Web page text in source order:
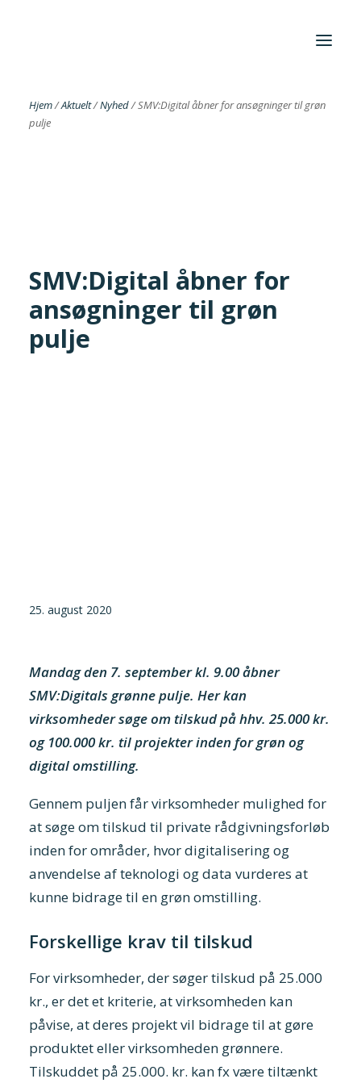
Foreningen
Search
Hjem/Aktuelt/Nyhed/SMV:Digital åbner for ansøgninger til grøn
pulje
SMV:Digital åbner for
ansøgninger til grøn
pulje
25. august 2020
Mandag den 7. september kl. 9.00 åbner
SMV:Digitals grønne pulje. Her kan
virksomheder søge om tilskud på hhv. 25.000 kr.
og 100.000 kr. til projekter inden for grøn og
digital omstilling.
Gennem puljen får virksomheder mulighed for
at søge om tilskud til private rådgivningsforløb
inden for områder, hvor digitalisering og
anvendelse af teknologi og data vurderes at
kunne bidrage til en grøn omstilling.
Forskellige krav til tilskud
For virksomheder, der søger tilskud på 25.000
kr., er det et kriterie, at virksomheden kan
påvise, at deres projekt vil bidrage til at gøre
produktet eller virksomheden grønnere.
Tilskuddet på 25.000. kr. kan fx være tiltænkt